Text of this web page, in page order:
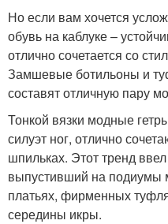
Но если вам хочется
обувь на каблуке –
отлично сочетается со
Замшевые ботильоны и
составят отличную пару
Тонкой вязки модные
силуэт ног, отлично
шпильках. Этот тренд
выпустивший на подиумы
платьях, фирменных
середины икры.